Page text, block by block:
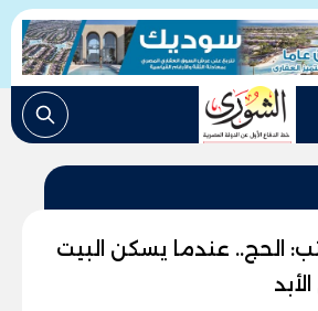
الحج.. عندما يسكن البيت